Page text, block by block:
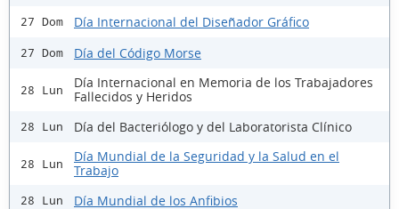
27 Dom Día Internacional del Diseñador Gráfico
27 Dom Día del Código Morse
28 Lun
Día Internacional en Memoria de los Trabajadores
Fallecidos y Heridos
28 Lun Día del Bacteriólogo y del Laboratorista Clínico
28 Lun
Día Mundial de la Seguridad y la Salud en el
Trabajo
28 Lun Día Mundial de los Anfibios